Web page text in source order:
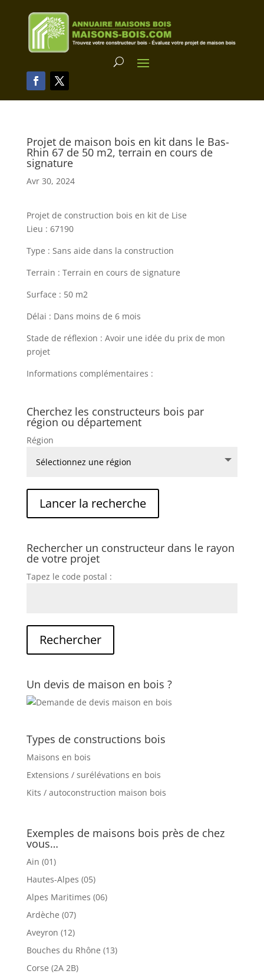
Projet de maison bois en kit dans le Bas-
Rhin 67 de 50 m2, terrain en cours de
signature
Avr 30, 2024
Projet de construction bois en kit de Lise
Lieu : 67190
Type : Sans aide dans la construction
Terrain : Terrain en cours de signature
Surface : 50 m2
Délai : Dans moins de 6 mois
Stade de réflexion : Avoir une idée du prix de mon
projet
Informations complémentaires :
Cherchez les constructeurs bois par
région ou département
Région
Rechercher un constructeur dans le rayon
de votre projet
Tapez le code postal :
Un devis de maison en bois ?
Types de constructions bois
Maisons en bois
Extensions / surélévations en bois
Kits / autoconstruction maison bois
Exemples de maisons bois près de chez
vous…
Ain (01)
Hautes-Alpes (05)
Alpes Maritimes (06)
Ardèche (07)
Aveyron (12)
Bouches du Rhône (13)
Corse (2A 2B)